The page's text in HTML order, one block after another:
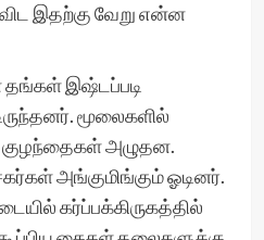
இதற்கு வேறு என்ன
இஷ்டப்படி
மூலைகளில்
குழந்தைகள் அழுதன.
அங்குமிங்கும் ஓடினர்.
கர்ப்பக்கிருகத்தில்